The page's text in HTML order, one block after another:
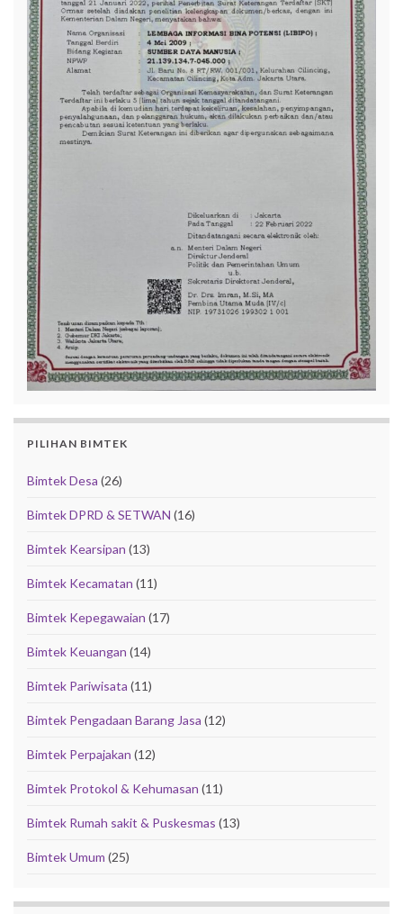
PILIHAN BIMTEK
Bimtek Desa (26)
Bimtek DPRD & SETWAN (16)
Bimtek Kearsipan (13)
Bimtek Kecamatan (11)
Bimtek Kepegawaian (17)
Bimtek Keuangan (14)
Bimtek Pariwisata (11)
Bimtek Pengadaan Barang Jasa (12)
Bimtek Perpajakan (12)
Bimtek Protokol & Kehumasan (11)
Bimtek Rumah sakit & Puskesmas (13)
Bimtek Umum (25)